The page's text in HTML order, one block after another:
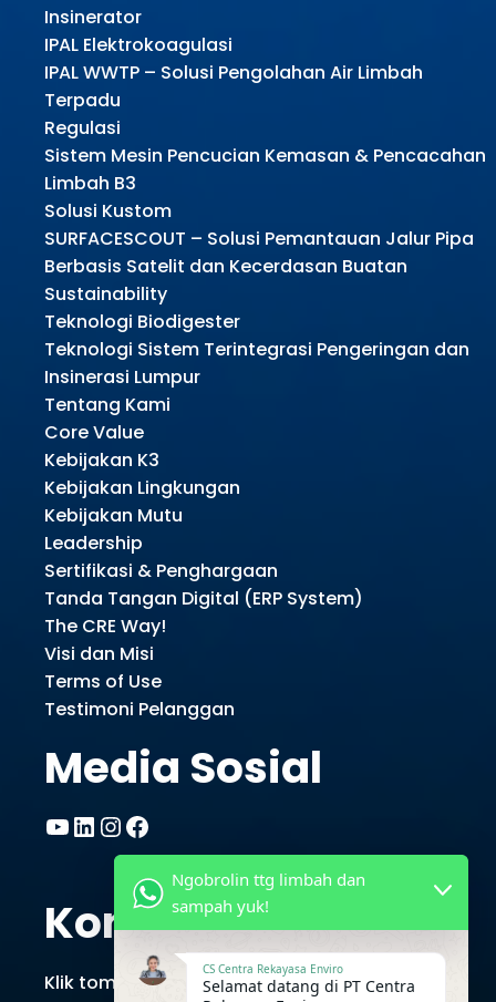
Insinerator
IPAL Elektrokoagulasi
IPAL WWTP – Solusi Pengolahan Air Limbah
Terpadu
Regulasi
Sistem Mesin Pencucian Kemasan & Pencacahan
Limbah B3
Solusi Kustom
SURFACESCOUT – Solusi Pemantauan Jalur Pipa
Berbasis Satelit dan Kecerdasan Buatan
Sustainability
Teknologi Biodigester
Teknologi Sistem Terintegrasi Pengeringan dan
Insinerasi Lumpur
Tentang Kami
Core Value
Kebijakan K3
Kebijakan Lingkungan
Kebijakan Mutu
Leadership
Sertifikasi & Penghargaan
Tanda Tangan Digital (ERP System)
The CRE Way!
Visi dan Misi
Terms of Use
Testimoni Pelanggan
Media Sosial
YouTube LinkedIn InstagramFacebook
Kontak CRE
Klik tombol berikut untuk chat via Whatsapp
Ngobrolin ttg limbah dan
sampah yuk!
CS Centra Rekayasa Enviro
Selamat datang di PT Centra